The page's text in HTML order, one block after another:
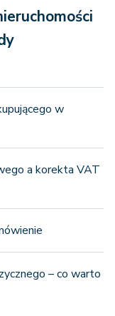
w
a korekta VAT
– co warto